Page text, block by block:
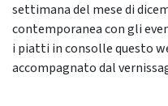
settimana del mese di
contemporanea con gli
i piatti in consolle questo
accompagnato dal